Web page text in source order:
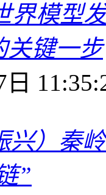
界模型
关键一步
日
兴）秦
”